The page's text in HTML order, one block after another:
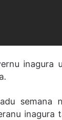
inagura
semana
inagura